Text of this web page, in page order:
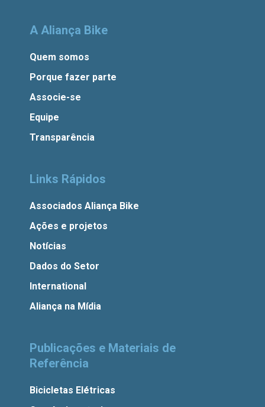
A Aliança Bike
Quem somos
Porque fazer parte
Associe-se
Equipe
Transparência
Links Rápidos
Associados Aliança Bike
Ações e projetos
Notícias
Dados do Setor
International
Aliança na Mídia
Publicações e Materiais de
Referência
Bicicletas Elétricas